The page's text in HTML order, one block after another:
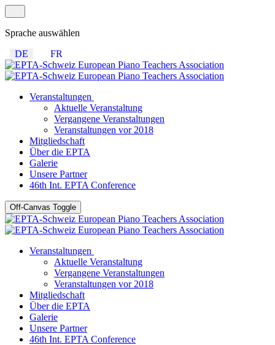
Sprache auswählen
DE
FR
Veranstaltungen
Aktuelle Veranstaltung
Vergangene Veranstaltungen
Veranstaltungen vor 2018
Mitgliedschaft
Über die EPTA
Galerie
Unsere Partner
46th Int. EPTA Conference
Off-Canvas Toggle
Veranstaltungen
Aktuelle Veranstaltung
Vergangene Veranstaltungen
Veranstaltungen vor 2018
Mitgliedschaft
Über die EPTA
Galerie
Unsere Partner
46th Int. EPTA Conference